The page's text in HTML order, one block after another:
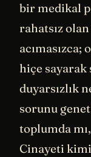
bir medikal
rahatsız
acımasızca;
hiçe sayarak
duyarsızlık
sorunu
toplumda
Cinayeti